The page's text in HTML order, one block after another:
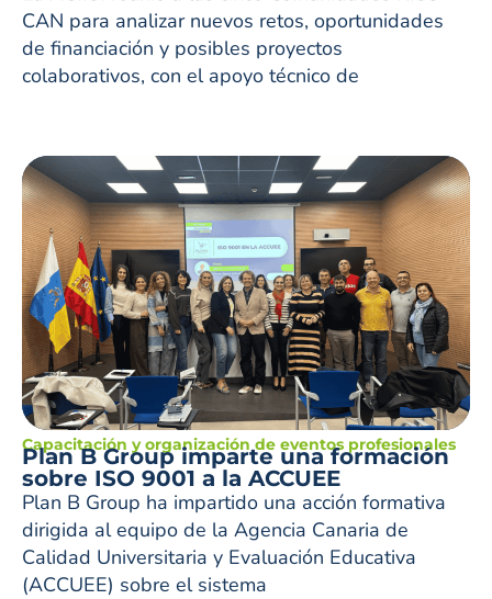
CAN para analizar nuevos retos, oportunidades
de financiación y posibles proyectos
colaborativos, con el apoyo técnico de
Capacitación y organización de eventos profesionales
Plan B Group imparte una formación
sobre ISO 9001 a la ACCUEE
Plan B Group ha impartido una acción formativa
dirigida al equipo de la Agencia Canaria de
Calidad Universitaria y Evaluación Educativa
(ACCUEE) sobre el sistema